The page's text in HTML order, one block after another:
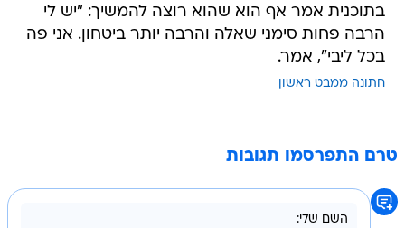
בתוכנית אמר אף הוא שהוא רוצה להמשיך: "יש לי
הרבה פחות סימני שאלה והרבה יותר ביטחון. אני פה
בכל ליבי", אמר.
חתונה ממבט ראשון
טרם התפרסמו תגובות